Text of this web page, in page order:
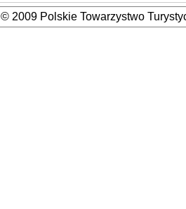
© 2009 Polskie Towarzystwo